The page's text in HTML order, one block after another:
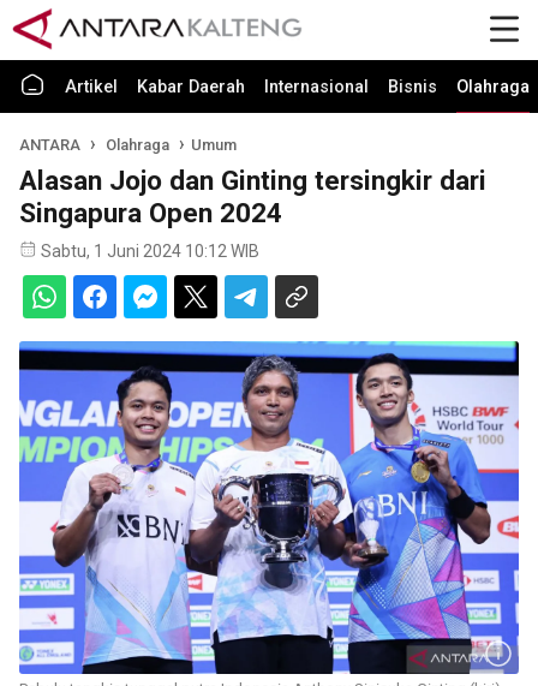
Artikel Kabar Daerah Internasional Bisnis Olahraga
ANTARA Olahraga Umum
Alasan Jojo dan Ginting tersingkir dari
Singapura Open 2024
Sabtu, 1 Juni 2024 10:12 WIB